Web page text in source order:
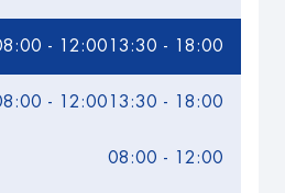
- 12:00 13:30 - 18:00
- 12:00 13:30 - 18:00
08:00 - 12:00